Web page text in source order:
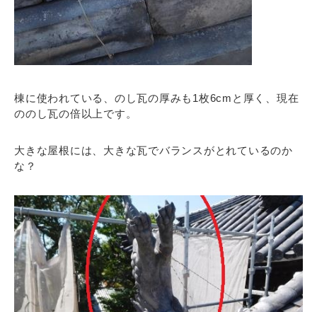
棟に使われている、のし瓦の厚みも1枚6cmと厚く、現在
ののし瓦の倍以上です。
大きな屋根には、大きな瓦でバランスがとれているのか
な？